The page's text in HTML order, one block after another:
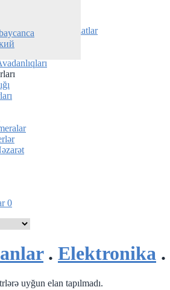
və Təchizatlar
0
. Elektronika .
uyğun elan tapılmadı.